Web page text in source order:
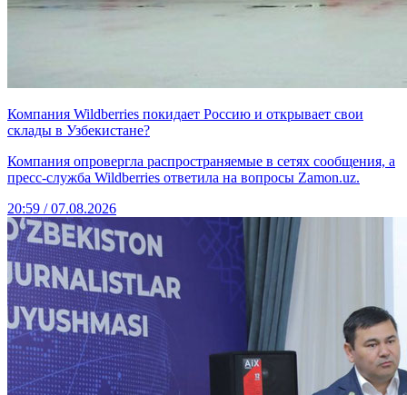
Компания Wildberries покидает Россию и открывает свои
склады в Узбекистане?
Компания опровергла распространяемые в сетях сообщения, а
пресс-служба Wildberries ответила на вопросы Zamon.uz.
20:59 / 07.08.2026